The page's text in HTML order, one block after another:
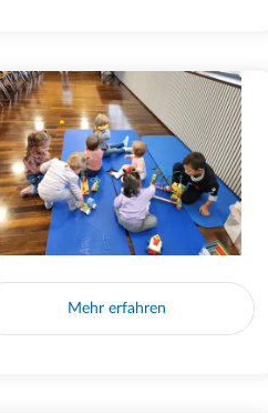
Mehr erfahren